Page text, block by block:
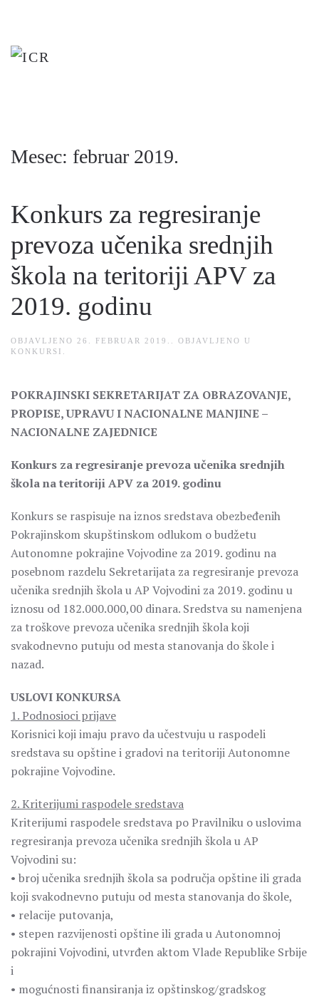
to
Mesec: februar 2019.
Konkurs za regresiranje
prevoza učenika srednjih
škola na teritoriji APV za
2019. godinu
OBJAVLJENO 26. FEBRUAR 2019.
. OBJAVLJENO U
KONKURSI
POKRAJINSKI SEKRETARIJAT ZA OBRAZOVANJE,
PROPISE, UPRAVU I NACIONALNE MANJINE –
NACIONALNE ZAJEDNICE
Konkurs za regresiranje prevoza učenika srednjih
škola na teritoriji APV za 2019. godinu
Konkurs se raspisuje na iznos sredstava obezbeđenih
Pokrajinskom skupštinskom odlukom o budžetu
Autonomne pokrajine Vojvodine za 2019. godinu na
posebnom razdelu Sekretarijata za regresiranje prevoza
učenika srednjih škola u AP Vojvodini za 2019. godinu u
iznosu od 182.000.000,00 dinara. Sredstva su namenjena
za troškove prevoza učenika srednjih škola koji
svakodnevno putuju od mesta stanovanja do škole i
nazad.
USLOVI KONKURSA
1. Podnosioci prijave
Korisnici koji imaju pravo da učestvuju u raspodeli
sredstava su opštine i gradovi na teritoriji Autonomne
pokrajine Vojvodine.
2. Kriterijumi raspodele sredstava
Kriterijumi raspodele sredstava po Pravilniku o uslovima
regresiranja prevoza učenika srednjih škola u AP
Vojvodini su:
• broj učenika srednjih škola sa područja opštine ili grada
koji svakodnevno putuju od mesta stanovanja do škole,
• relacije putovanja,
• stepen razvijenosti opštine ili grada u Autonomnoj
pokrajini Vojvodini, utvrđen aktom Vlade Republike Srbije
i
• mogućnosti finansiranja iz opštinskog/gradskog